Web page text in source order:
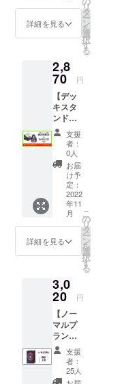
おりま
せん。
ゲーム
で遊び
はノー
マルプ
ラン等
をお選
び下さ
い。 ・
ポスト
カード
（1枚）
・サン
キュー
レター
（1枚）
【金
額】 プ
ラン
1,500円
レター
使用）
【詳
細】
「ポス
トカー
ド」 サ
イズ：
100x14
詳細を見る
リ
タ
ー
ン
を
選
択
す
る
2,8
70 円
【デッ
キスタ
ンド＋
アクリ
ルコマ
プラ
ン】 注
意！！
本プラ
ンに製
品（悪
魔とロ
リー
タ）は
付いて
おりま
ゲーム
で遊び
たい方
はノー
マルプ
ラン等
をお選
び下さ
い。 ・
アクリ
支援
者：
0人
お届
け予
定：
2022
年11
月
詳細を見る
こ
の
リ
タ
ー
ン
を
選
択
す
る
3,0
20 円
【ノー
マルプ
ラン】
★製品
（1セッ
ト）
【金
支援
者：
25人